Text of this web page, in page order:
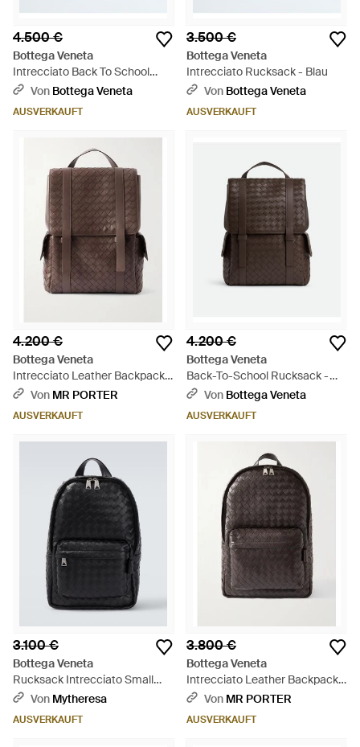
4.500 €
Bottega Veneta
Intrecciato Back To School
Rucksack - Schwarz
Von Bottega Veneta
AUSVERKAUFT
3.500 €
Bottega Veneta
Intrecciato Rucksack - Blau
Von Bottega Veneta
AUSVERKAUFT
4.200 €
Bottega Veneta
Intrecciato Leather Backpack -
Braun
Von MR PORTER
AUSVERKAUFT
4.200 €
Bottega Veneta
Back-To-School Rucksack -
Braun
Von Bottega Veneta
AUSVERKAUFT
3.100 €
Bottega Veneta
Rucksack Intrecciato Small
Aus Leder - Schwarz
Von Mytheresa
AUSVERKAUFT
3.800 €
Bottega Veneta
Intrecciato Leather Backpack -
Schwarz
Von MR PORTER
AUSVERKAUFT